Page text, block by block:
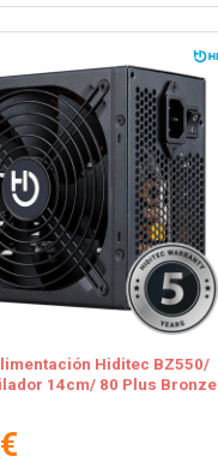
Hiditec BZ550/
14cm/ 80 Plus Bronze